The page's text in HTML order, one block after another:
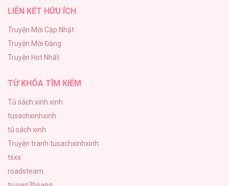
|END| Định Tên Mối Quan Hệ
Phạm Luật
106
LIÊN KẾT HỮU ÍCH
Truyện Mới Cập Nhật
Truyện Mới Đăng
Truyện Hot Nhất
TỪ KHÓA TÌM KIẾM
Tủ sách xinh xinh
tusachxinhxinh
tủ sách xinh
Truyện tranh tusachxinhxinh
tsxx
roadsteam